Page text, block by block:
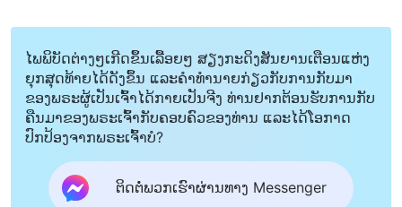
ໄພພິບັດຕ່າງໆເກີດຂຶ້ນເລື້ອຍໆ ສຽງກະດິງສັນຍານເຕືອນແຫ່ງ
ຍຸກສຸດທ້າຍໄດ້ດັງຂຶ້ນ ແລະຄໍາທໍານາຍກ່ຽວກັບການກັບມາ
ຂອງພຣະຜູ້ເປັນເຈົ້າໄດ້ກາຍເປັນຈີງ ທ່ານຢາກຕ້ອນຮັບການກັບ
ຄືນມາຂອງພຣະເຈົ້າກັບຄອບຄົວຂອງທ່ານ ແລະໄດ້ໂອກາດ
ປົກປ້ອງຈາກພຣະເຈົ້າບໍ?
ຕິດຕໍ່ພວກເຮົາຜ່ານທາງ Messenger